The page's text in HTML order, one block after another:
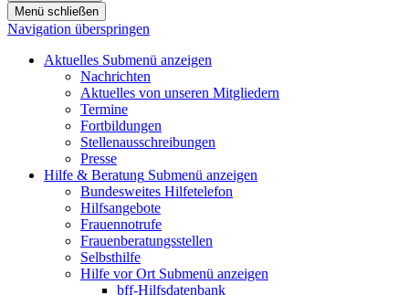
Menü schließen
Navigation überspringen
Aktuelles Submenü anzeigen
Nachrichten
Aktuelles von unseren Mitgliedern
Termine
Fortbildungen
Stellenausschreibungen
Presse
Hilfe & Beratung Submenü anzeigen
Bundesweites Hilfetelefon
Hilfsangebote
Frauennotrufe
Frauenberatungsstellen
Selbsthilfe
Hilfe vor Ort Submenü anzeigen
bff-Hilfsdatenbank